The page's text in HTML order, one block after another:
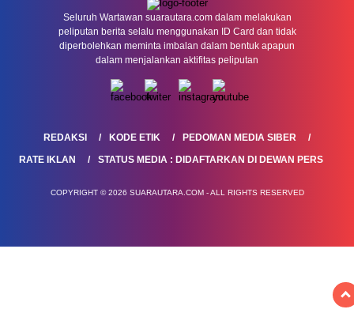
Seluruh Wartawan suarautara.com dalam melakukan
peliputan berita selalu menggunakan ID Card dan tidak
diperbolehkan meminta imbalan dalam bentuk apapun
dalam menjalankan aktifitas peliputan
REDAKSI KODE ETIK
PEDOMAN MEDIA SIBER
RATE IKLAN
STATUS MEDIA : DIDAFTARKAN DI DEWAN PERS
COPYRIGHT © 2026 SUARAUTARA.COM - ALL RIGHTS RESERVED